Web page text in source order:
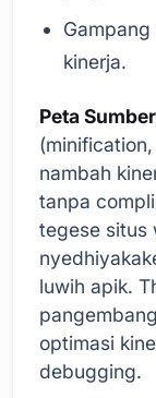
kinerja.
Peta Sumber
nambah
tanpa
tegese situs
luwih apik.
optimasi
debugging.